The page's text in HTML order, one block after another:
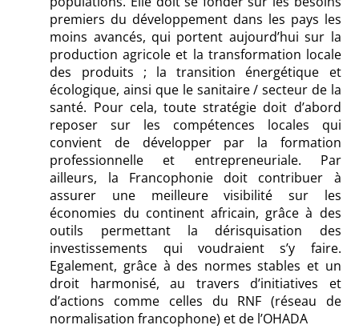
premiers du développement dans les pays les
moins avancés, qui portent aujourd’hui sur la
production agricole et la transformation locale
des produits ; la transition énergétique et
écologique, ainsi que le sanitaire / secteur de la
santé. Pour cela, toute stratégie doit d’abord
reposer sur les compétences locales qui
convient de développer par la formation
professionnelle et entrepreneuriale. Par
ailleurs, la Francophonie doit contribuer à
assurer une meilleure visibilité sur les
économies du continent africain, grâce à des
outils permettant la dérisquisation des
investissements qui voudraient s’y faire.
Egalement, grâce à des normes stables et un
droit harmonisé, au travers d’initiatives et
d’actions comme celles du RNF (réseau de
normalisation francophone) et de l’OHADA